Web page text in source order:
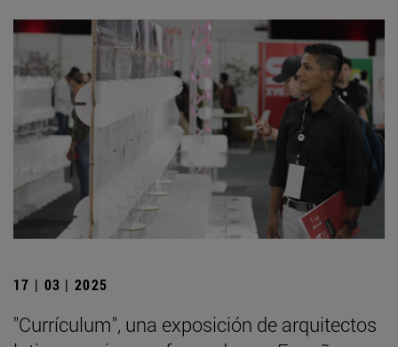
17 | 03 | 2025
"Currículum", una exposición de arquitectos